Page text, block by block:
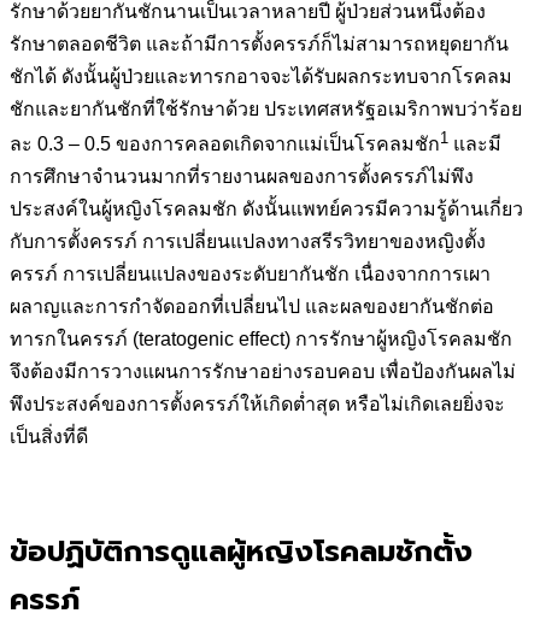
รักษาด้วยยากันชักนานเป็นเวลาหลายปี ผู้ป่วยส่วนหนึ่งต้อง
รักษาตลอดชีวิต และถ้ามีการตั้งครรภ์ก็ไม่สามารถหยุดยากัน
ชักได้ ดังนั้นผู้ป่วยและทารกอาจจะได้รับผลกระทบจากโรคลม
ชักและยากันชักที่ใช้รักษาด้วย ประเทศสหรัฐอเมริกาพบว่าร้อย
ละ 0.3 – 0.5 ของการคลอดเกิดจากแม่เป็นโรคลมชัก1 และมี
การศึกษาจำนวนมากที่รายงานผลของการตั้งครรภ์ไม่พึง
ประสงค์ในผู้หญิงโรคลมชัก ดังนั้นแพทย์ควรมีความรู้ด้านเกี่ยว
กับการตั้งครรภ์ การเปลี่ยนแปลงทางสรีรวิทยาของหญิงตั้ง
ครรภ์ การเปลี่ยนแปลงของระดับยากันชัก เนื่องจากการเผา
ผลาญและการกำจัดออกที่เปลี่ยนไป และผลของยากันชักต่อ
ทารกในครรภ์ (teratogenic effect) การรักษาผู้หญิงโรคลมชัก
จึงต้องมีการวางแผนการรักษาอย่างรอบคอบ เพื่อป้องกันผลไม่
พึงประสงค์ของการตั้งครรภ์ให้เกิดต่ำสุด หรือไม่เกิดเลยยิ่งจะ
เป็นสิ่งที่ดี
ข้อปฏิบัติการดูแลผู้หญิงโรคลมชักตั้ง
ครรภ์